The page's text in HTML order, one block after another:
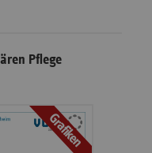
Pflege
Grafiken